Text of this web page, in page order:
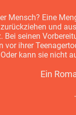
Mensch? Eine
und
Bei seinen
vor ihrer
kann sie nicht
Ein